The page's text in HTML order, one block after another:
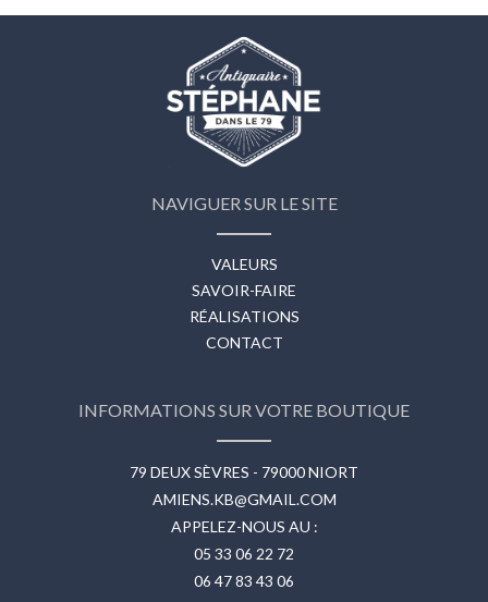
NAVIGUER SUR LE SITE
VALEURS
SAVOIR-FAIRE
RÉALISATIONS
CONTACT
INFORMATIONS SUR VOTRE BOUTIQUE
79 DEUX SÈVRES - 79000 NIORT
AMIENS.KB@GMAIL.COM
APPELEZ-NOUS AU :
05 33 06 22 72
06 47 83 43 06